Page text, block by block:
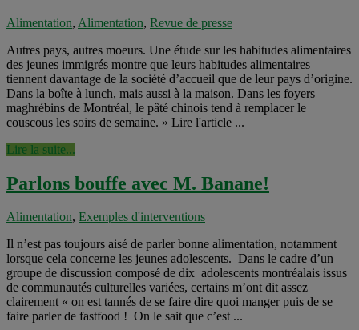
Alimentation, Alimentation, Revue de presse
Autres pays, autres moeurs. Une étude sur les habitudes alimentaires
des jeunes immigrés montre que leurs habitudes alimentaires
tiennent davantage de la société d’accueil que de leur pays d’origine.
Dans la boîte à lunch, mais aussi à la maison. Dans les foyers
maghrébins de Montréal, le pâté chinois tend à remplacer le
couscous les soirs de semaine. » Lire l'article ...
Lire la suite...
Parlons bouffe avec M. Banane!
Alimentation, Exemples d'interventions
Il n’est pas toujours aisé de parler bonne alimentation, notamment
lorsque cela concerne les jeunes adolescents. Dans le cadre d’un
groupe de discussion composé de dix adolescents montréalais issus
de communautés culturelles variées, certains m’ont dit assez
clairement « on est tannés de se faire dire quoi manger puis de se
faire parler de fastfood ! On le sait que c’est ...